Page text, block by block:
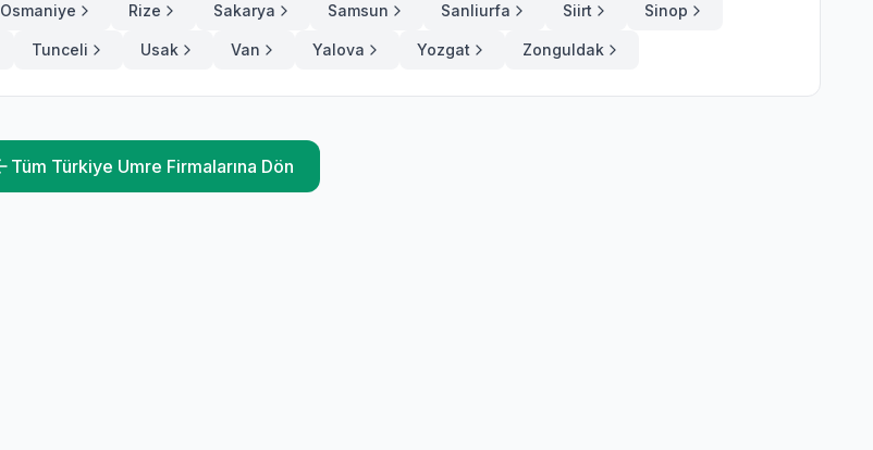
Osmaniye Rize Sakarya Samsun Sanliurfa Siirt Sinop
Tunceli Usak Van Yalova Yozgat Zonguldak
Tüm Türkiye Umre Firmalarına Dön